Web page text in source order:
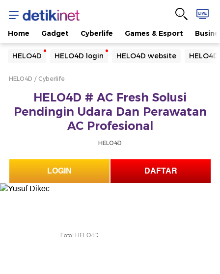
Home Gadget Cyberlife Games & Esport
HELO4D HELO4D login HELO4D website
Yang sedang ramai dicari
Loading...
HELO4D Cyberlife
HELO4D # AC Fresh Solusi
Pendingin Udara Dan Perawatan
AC Profesional
HELO4D
LOGIN DAFTAR
Foto: HELO4D